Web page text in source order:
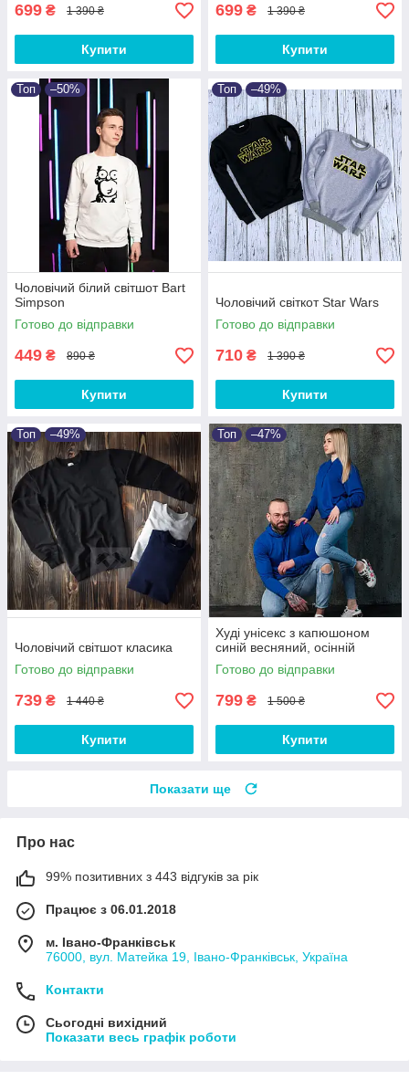
699 ₴ 1 390 ₴
Купити
699 ₴ 1 390 ₴
Купити
Топ –50%
Чоловічий білий світшот Bart
Simpson
Готово до відправки
449 ₴ 890 ₴
Купити
Топ –49%
Чоловічий світкот Star Wars
Готово до відправки
710 ₴ 1 390 ₴
Купити
Топ –49%
Чоловічий світшот класика
Готово до відправки
739 ₴ 1 440 ₴
Купити
Топ –47%
Худі унісекс з капюшоном
синій весняний, осінній
Готово до відправки
799 ₴ 1 500 ₴
Купити
Показати ще
Про нас
99% позитивних з 443 відгуків за рік
Працює з 06.01.2018
м. Івано-Франківськ
76000, вул. Матейка 19, Івано-Франківськ, Україна
Контакти
Сьогодні вихідний
Показати весь графік роботи